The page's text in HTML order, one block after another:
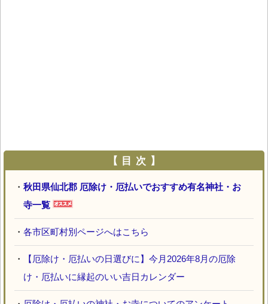
【 目 次 】
・ 秋田県仙北郡 厄除け・厄払いでおすすめ有名神社・お
寺一覧
・ 各市区町村別ページへはこちら
・
【厄除け・厄払いの日選びに】今月2026年8月の厄除
け・厄払いに縁起のいい吉日カレンダー